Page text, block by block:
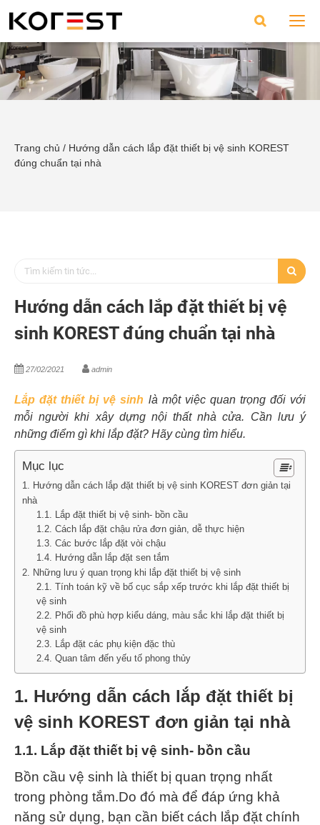
Trang chủ / Hướng dẫn cách lắp đặt thiết bị vệ sinh KOREST
đúng chuẩn tại nhà
Hướng dẫn cách lắp đặt thiết bị vệ
sinh KOREST đúng chuẩn tại nhà
27/02/2021 admin
Lắp đặt thiết bị vệ sinh là một việc quan trọng đối với
mỗi người khi xây dựng nội thất nhà cửa. Cần lưu ý
những điểm gì khi lắp đặt? Hãy cùng tìm hiểu.
Mục lục
1. Hướng dẫn cách lắp đặt thiết bị vệ sinh KOREST đơn giản tại
nhà
1.1. Lắp đặt thiết bị vệ sinh- bồn cầu
1.2. Cách lắp đặt chậu rửa đơn giản, dễ thực hiện
1.3. Các bước lắp đặt vòi chậu
1.4. Hướng dẫn lắp đặt sen tắm
2. Những lưu ý quan trọng khi lắp đặt thiết bị vệ sinh
2.1. Tính toán kỹ về bố cục sắp xếp trước khi lắp đặt thiết bị
vệ sinh
2.2. Phối đồ phù hợp kiểu dáng, màu sắc khi lắp đặt thiết bị
vệ sinh
2.3. Lắp đặt các phụ kiện đặc thù
2.4. Quan tâm đến yếu tố phong thủy
1. Hướng dẫn cách lắp đặt thiết bị
vệ sinh KOREST đơn giản tại nhà
1.1. Lắp đặt thiết bị vệ sinh- bồn cầu
Bồn cầu vệ sinh là thiết bị quan trọng nhất
trong phòng tắm.Do đó mà để đáp ứng khả
năng sử dụng, bạn cần biết cách lắp đặt chính